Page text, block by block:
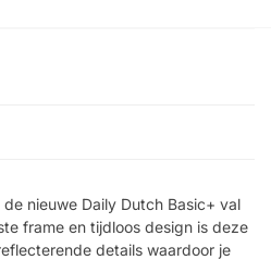
nieuwe Daily Dutch Basic+ val
frame en tijdloos design is deze
details waardoor je